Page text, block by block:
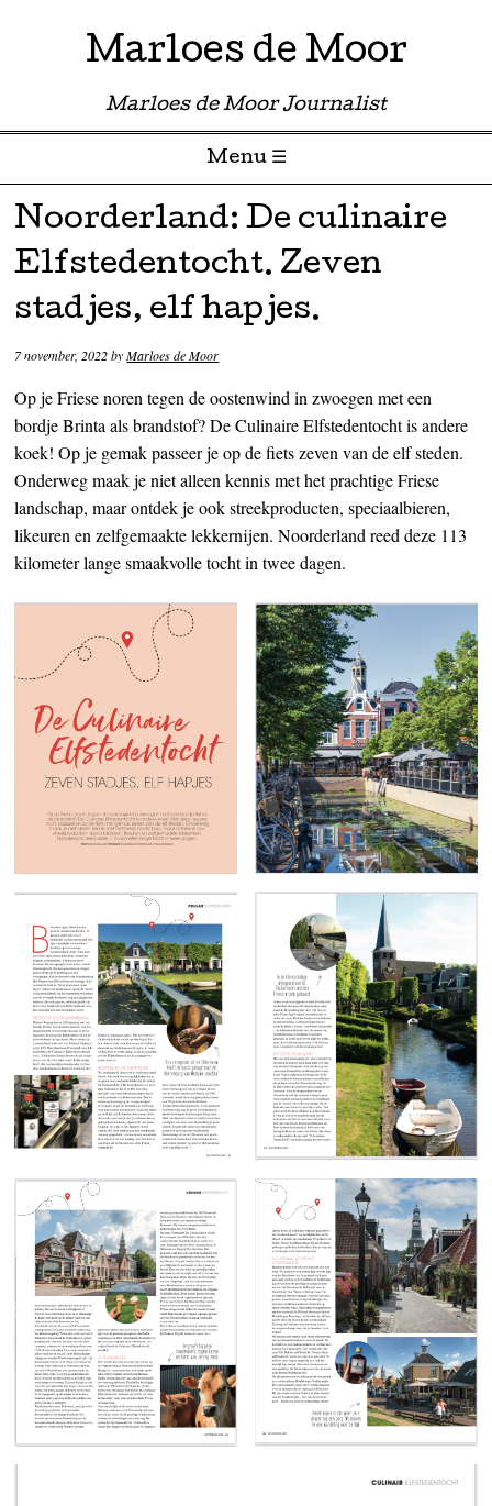
Marloes de Moor
Marloes de Moor Journalist
Menu ☰
Skip to content
Noorderland: De culinaire
Elfstedentocht. Zeven
stadjes, elf hapjes.
7 november, 2022byMarloes de Moor
Op je Friese noren tegen de oostenwind in zwoegen met een
bordje Brinta als brandstof? De Culinaire Elfstedentocht is andere
koek! Op je gemak passeer je op de fiets zeven van de elf steden.
Onderweg maak je niet alleen kennis met het prachtige Friese
landschap, maar ontdek je ook streekproducten, speciaalbieren,
likeuren en zelfgemaakte lekkernijen. Noorderland reed deze 113
kilometer lange smaakvolle tocht in twee dagen.